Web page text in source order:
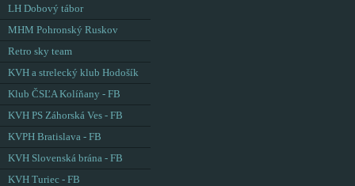
LH Dobový tábor
MHM Pohronský Ruskov
Retro sky team
KVH a strelecký klub Hodošík
Klub ČSĽA Kolíňany - FB
KVH PS Záhorská Ves - FB
KVPH Bratislava - FB
KVH Slovenská brána - FB
KVH Turiec - FB